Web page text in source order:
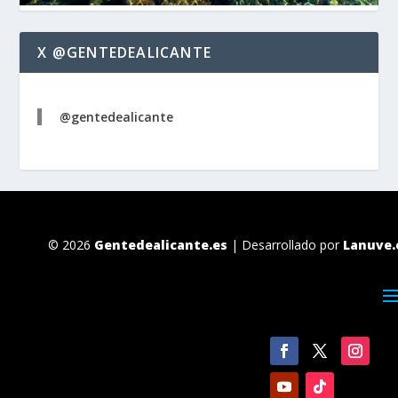
X @GENTEDEALICANTE
@gentedealicante
© 2026 Gentedealicante.es | Desarrollado por